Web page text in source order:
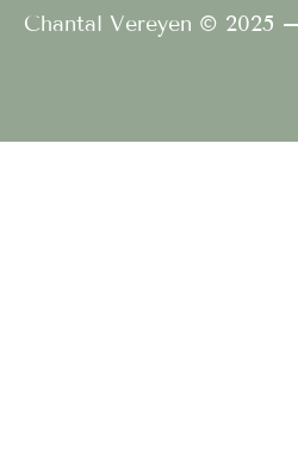
Chantal Vereyen © 2025